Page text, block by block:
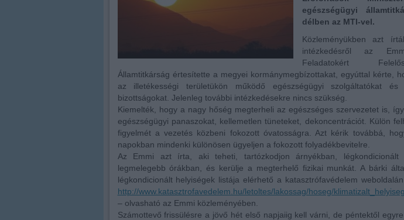
egészségügyi
délben az MTI-vel.
Közleményükben azt
intézkedésről az
Feladatokért
Államtitkárság értesítette a megyei kormánymegbízottakat, egyúttal kérte,
az illetékességi területükön működő egészségügyi szolgáltatókat és
bizottságokat. Jelenleg további intézkedésekre nincs szükség.
Kiemelték, hogy a nagy hőség megterheli az egészséges szervezetet is,
egészségügyi panaszokat, kellemetlen tüneteket, dekoncentrációt. Külön
figyelmét a vezetés közbeni fokozott óvatosságra. Azt kérik továbbá,
napokban mindenki különösen ügyeljen a fokozott folyadékbevitelre.
Az Emmi azt írta, aki teheti, tartózkodjon árnyékban, légkondicionált
legmelegebb órákban, és kerülje a megterhelő fizikai munkát. A bárki
légkondicionált helyiségek listája elérhető a katasztrófavédelem
http://www.katasztrofavedelem.hu/letoltes/lakossag/hoseg/
– olvasható az Emmi közleményében.
Számottevő frissülésre a jövő hét első napjaiig kell várni, de péntektől